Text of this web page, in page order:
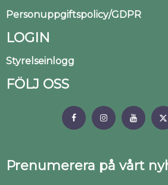
Personuppgiftspolicy/GDPR
LOGIN
Styrelseinlogg
FÖLJ OSS
Prenumerera på vårt